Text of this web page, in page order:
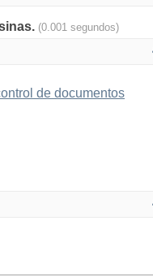
(0.001 segundos)
de documentos